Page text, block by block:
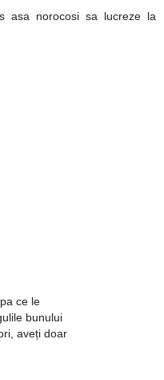
asa norocosi sa lucreze la
ce le
bunului
aveți doar